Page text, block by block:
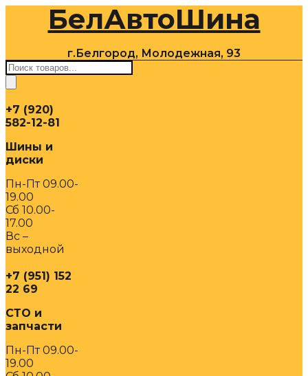
содержимомуБелАвтоШина
г.Белгород, Молодежная, 93
Поиск
товаров
+7 (920)
582-12-81
Шины и
диски
Пн-Пт 09.00-
19.00
Сб 10.00-
17.00
Вс –
выходной
+7 (951) 152
22 69
СТО и
запчасти
Пн-Пт 09.00-
19.00